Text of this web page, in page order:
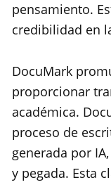
pensamiento.
credibilidad en
DocuMark
proporcionar
académica.
proceso de
generada por
y pegada. Esta